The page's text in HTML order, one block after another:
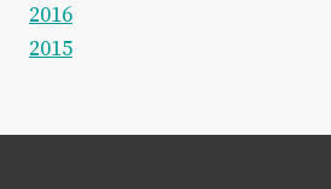
2016
2015